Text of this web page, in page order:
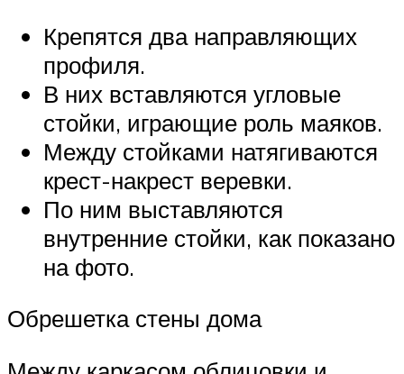
Крепятся два направляющих
профиля.
В них вставляются угловые
стойки, играющие роль маяков.
Между стойками натягиваются
крест-накрест веревки.
По ним выставляются
внутренние стойки, как показано
на фото.
Обрешетка стены дома